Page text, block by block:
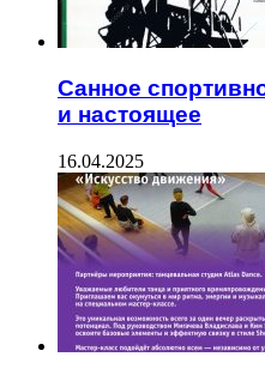
Санное
и настоящее
16.04.2025